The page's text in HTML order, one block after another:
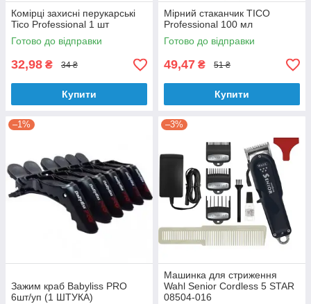
Комірці захисні перукарські
Tico Professional 1 шт
Готово до відправки
32,98 ₴ 34 ₴
Купити
Мірний стаканчик TICO
Professional 100 мл
Готово до відправки
49,47 ₴ 51 ₴
Купити
–1%
Зажим краб Babyliss PRO
6шт/уп (1 ШТУКА)
–3%
Машинка для стриження
Wahl Senior Cordless 5 STAR
08504-016